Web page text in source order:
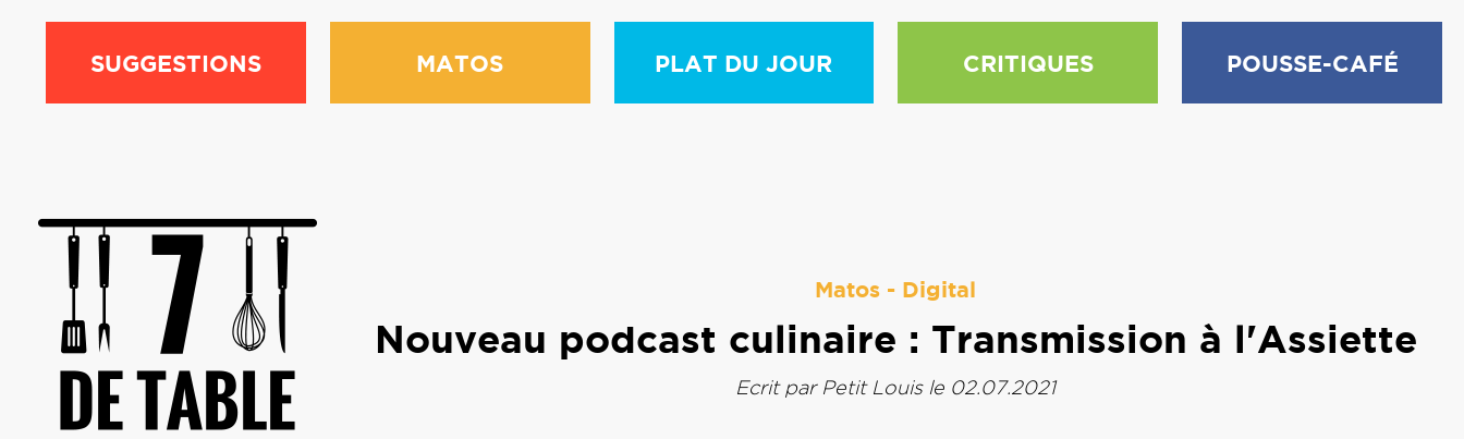
SUGGESTIONS MATOS PLAT DU JOUR CRITIQUES POUSSE-CAFÉ
Matos - Digital
Nouveau podcast culinaire : Transmission à l'Assiette
Ecrit par Petit Louisle 02.07.2021